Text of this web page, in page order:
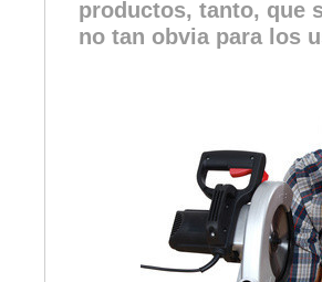
productos, tanto, que
no tan obvia para los